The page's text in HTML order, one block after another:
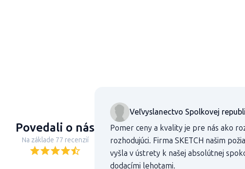
Povedali o nás
Na základe 77 recenzií
Veľvyslanectvo Spolkovej
Pomer ceny a kvality je pre nás ako
rozhodujúci. Firma SKETCH našim
vyšla v ústrety k našej absolútnej
dodacími lehotami.